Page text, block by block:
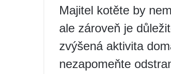
Majitel kotěte by
ale zároveň je
zvýšená aktivita
nezapomeňte